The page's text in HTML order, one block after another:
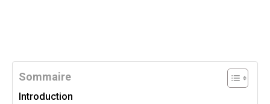
Sommaire
Introduction